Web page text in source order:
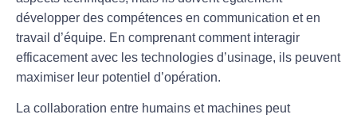
développer des compétences en communication et en
travail d’équipe. En comprenant comment interagir
efficacement avec les technologies d’usinage, ils peuvent
maximiser leur potentiel d’opération.
La collaboration entre humains et machines peut